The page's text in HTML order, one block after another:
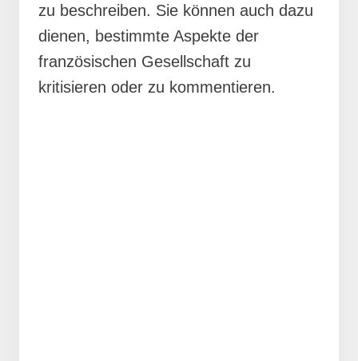
zu beschreiben. Sie können auch dazu
dienen, bestimmte Aspekte der
französischen Gesellschaft zu
kritisieren oder zu kommentieren.